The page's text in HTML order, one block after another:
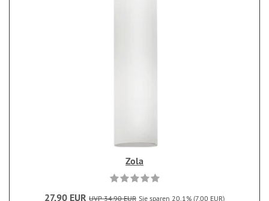
Zola
27,90 EUR UVP 34,90 EUR Sie sparen 20.1% (7,00 EUR)